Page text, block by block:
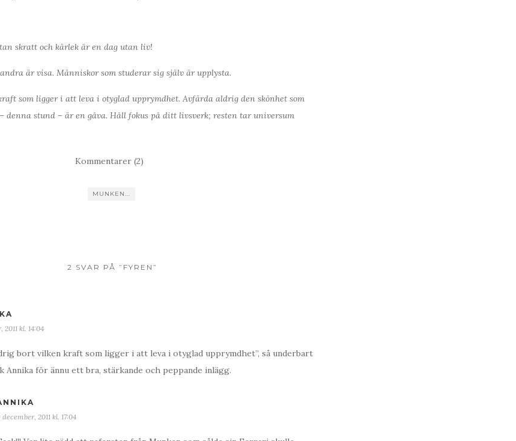
skratt och kärlek är en dag utan liv!
är visa. Människor som studerar sig själv är upplysta.
som ligger i att leva i otyglad upprymdhet. Avfärda aldrig den skönhet som
denna stund – är en gåva. Håll fokus på ditt livsverk; resten tar universum
Kommentarer (2)
MUNKEN...
2 SVAR PÅ ”FYREN”
kl. 14:04
bort vilken kraft som ligger i att leva i otyglad upprymdhet”, så underbart
Annika för ännu ett bra, stärkande och peppande inlägg.
december, 2011 kl. 17:04